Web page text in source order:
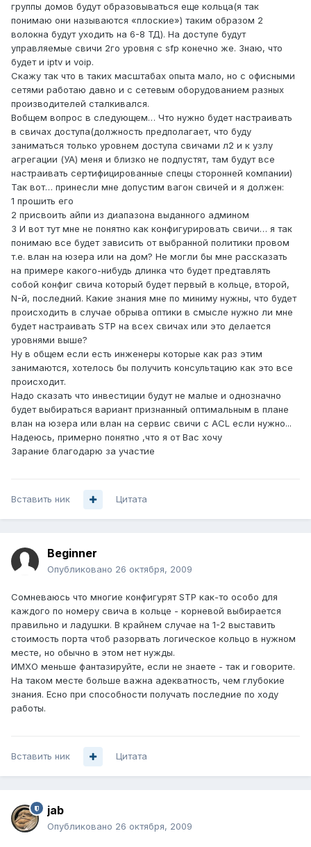
группы домов будут образовываться еще кольца(я так
понимаю они называются «плоские») таким образом 2
волокна будут уходить на 6-8 ТД). На доступе будут
управляемые свичи 2го уровня с sfp конечно же. Знаю, что
будет и iptv и voip.
Скажу так что в таких масштабах опыта мало, но с офисными
сетями работаю давно и с сетевым оборудованием разных
производителей сталкивался.
Вобщем вопрос в следующем… Что нужно будет настраивать
в свичах доступа(должность предполагает, что буду
заниматься только уровнем доступа свичами л2 и к узлу
агрегации (УА) меня и близко не подпустят, там будут все
настраивать сертифицированные спецы сторонней компании)
Так вот… принесли мне допустим вагон свичей и я должен:
1 прошить его
2 присвоить айпи из диапазона выданного админом
3 И вот тут мне не понятно как конфигурировать свичи… я так
понимаю все будет зависить от выбранной политики провом
т.е. влан на юзера или на дом? Не могли бы мне рассказать
на примере какого-нибудь длинка что будет предтавлять
собой конфиг свича который будет первый в кольце, второй,
N-й, последний. Какие знания мне по миниму нужны, что будет
происходить в случае обрыва оптики в смысле нужно ли мне
будет настраивать STP на всех свичах или это делается
уровнями выше?
Ну в общем если есть инженеры которые как раз этим
занимаются, хотелось бы получить консультацию как это все
происходит.
Надо сказать что инвестиции будут не малые и однозначно
будет выбираться вариант признанный оптимальным в плане
влан на юзера или влан на сервис свичи с ACL если нужно...
Надеюсь, примерно понятно ,что я от Вас хочу
Зарание благодарю за участие
Вставить ник Цитата
Beginner
Опубликовано 26 октября, 2009
Сомневаюсь что многие конфигурят STP как-то особо для
каждого по номеру свича в кольце - корневой выбирается
правильно и ладушки. В крайнем случае на 1-2 выставить
стоимость порта чтоб разорвать логическое кольцо в нужном
месте, но обычно в этом нет нужды.
ИМХО меньше фантазируйте, если не знаете - так и говорите.
На таком месте больше важна адекватность, чем глубокие
знания. Есно при способности получать последние по ходу
работы.
Вставить ник Цитата
jab
Опубликовано 26 октября, 2009